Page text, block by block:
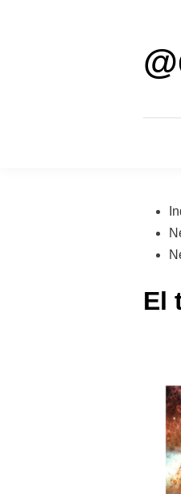
en
El